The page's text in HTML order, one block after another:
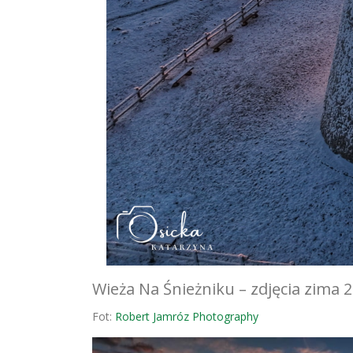
Wieża Na Śnieżniku – zdjęcia zima
Fot: Robert Jamróz Photography